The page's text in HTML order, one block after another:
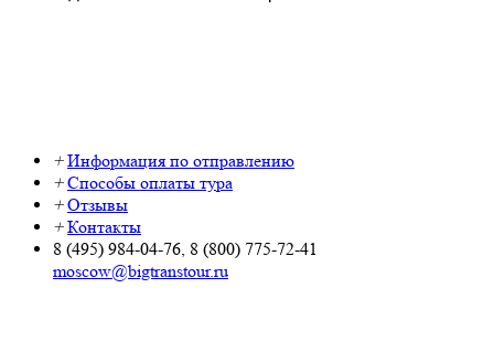
+ Информация по отправлению
+ Способы оплаты тура
+ Отзывы
+ Контакты
8 (495) 984-04-76, 8 (800) 775-72-41
moscow@bigtranstour.ru